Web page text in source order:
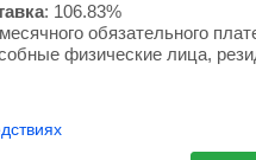
: 106.83%
обязательного
физические лица,